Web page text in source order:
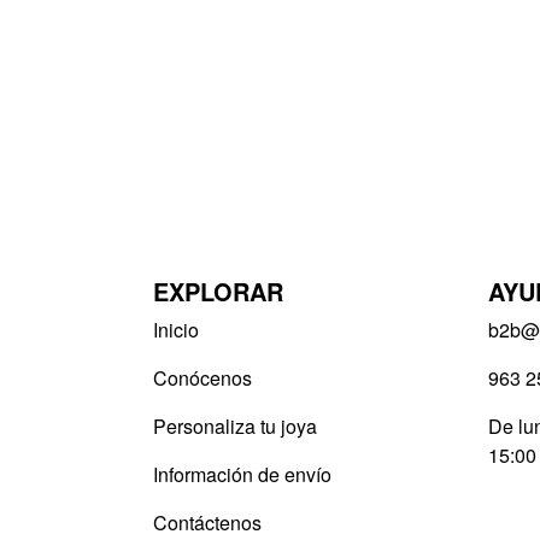
963
De
15:00
EXPLORAR
Inicio
Conócenos
Personaliza tu joya
Información de envío
Contáctenos